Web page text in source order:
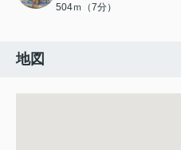
504ｍ（7分）
地図